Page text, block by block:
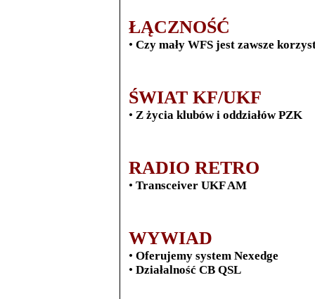
ŁĄCZNOŚĆ
• Czy mały WFS jest zawsze
ŚWIAT KF/UKF
• Z życia klubów i oddziałów PZK
RADIO RETRO
• Transceiver UKF AM
WYWIAD
• Oferujemy system Nexedge
• Działalność CB QSL